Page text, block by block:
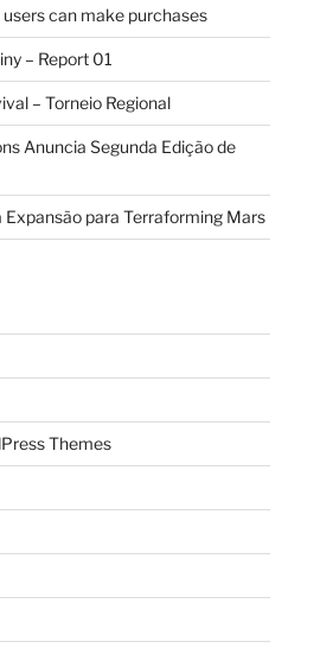
can make purchases
– Report 01
– Torneio Regional
Anuncia Segunda Edição de
Expansão para Terraforming Mars
Themes